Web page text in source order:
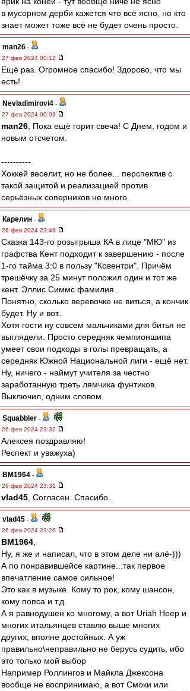
в мусорном дерби кажется что всё ясно, но кто
знает может тоже всё не будет очень просто.
man26 -
27 фев 2024 00:12
Ещё раз. Огромное спасибо! Здорово, что мы
есть!
Nevladimirovi4 -
27 фев 2024 00:03
man26 , Пока ещё горит свеча! С Днем, годом и
новым отсчетом.
----------
Хоккей веселит, но не более... перспектив с
такой защитой и реализацией против
серьёзных соперников не много.
Карелин -
26 фев 2024 23:49
Сказка 143-го розыгрыша КА в лице "МЮ" из
графства Кент подходит к завершению - после
1-го тайма 3:0 в пользу "Ковентри". Причём
трешёчку за 25 минут положил один и тот же
кент. Эллис Симмс фамилия.
Понятно, сколько веревочке не виться, а кончик
будет. Ну и вот..
Хотя гости ну совсем мальчиками для битья не
выглядели. Просто середняк чемпионшипа
умеет свои подходы в голы превращать, а
середняк Южной Национальной лиги - ещё нет.
Ну, ничего - наймут учителя за честно
заработанную треть лямчика фунтиков.
Выключил, одним словом.
Squabbler -
26 фев 2024 23:32
Алексея поздравляю!
Респект и уважуха)
BM1964 -
26 фев 2024 23:31
vlad45 , Согласен. Спасибо.
vlad45 -
26 фев 2024 23:26
BM1964
Ну, я же и написал, что в этом деле ни алё-)))
А по понравившейсе картине...так первое
впечатление самое сильное!
Это как в музыке. Кому то рок, кому шансон,
кому попса и т.д.
А я равнодушен ко многому, а вот Uriah Heep и
многих итальянцев ставлю выше многих
других, вполне достойных. А уж
правильно\неправильно не берусь судить, ибо
это только мой выбор
Например Роллингов и Майкла Джексона
вообще не воспринимаю, а вот Смоки или